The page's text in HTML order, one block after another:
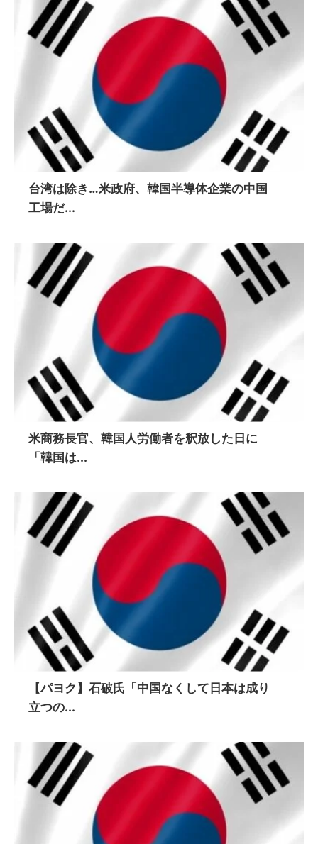
台湾は除き…米政府、韓国半導体企業の中国
工場だ...
米商務長官、韓国人労働者を釈放した日に
「韓国は...
【パヨク】石破氏「中国なくして日本は成り
立つの...